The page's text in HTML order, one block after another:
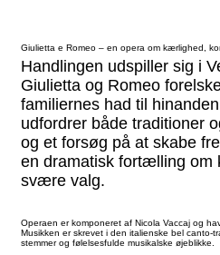
Giulietta e Romeo – en opera om kærlighed,
Handlingen udspiller sig i
Giulietta og Romeo
familiernes had til
udfordrer både traditioner
og et forsøg på at skabe
en dramatisk fortælling om
svære valg.
Operaen er komponeret af Nicola Vaccaj og
Musikken er skrevet i den italienske bel canto-
stemmer og følelsesfulde musikalske øjeblikke.